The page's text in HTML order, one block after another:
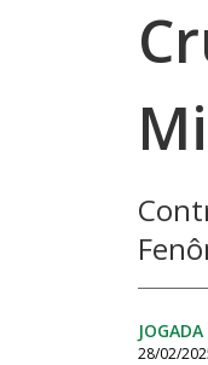
28/02/